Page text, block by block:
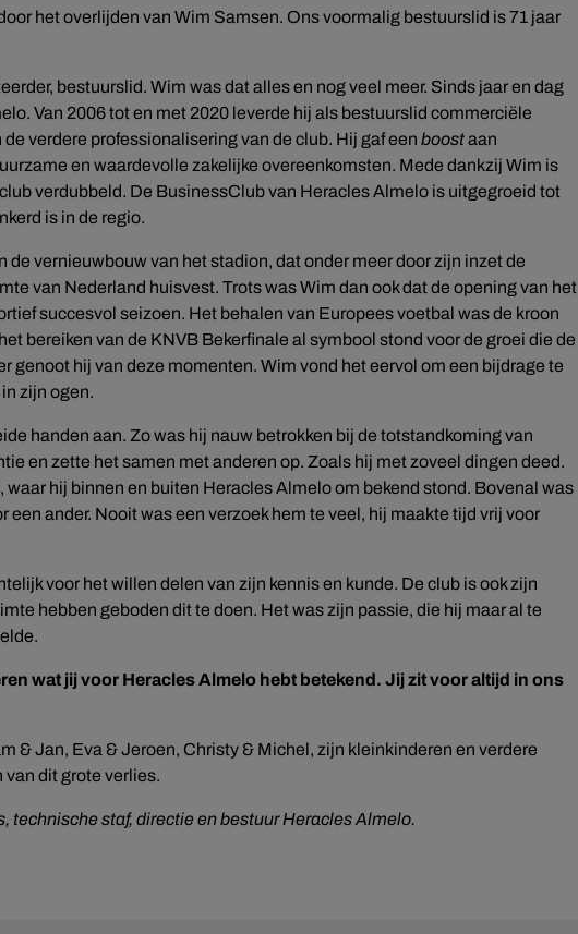
het overlijden van Wim Samsen. Ons voormalig bestuurslid is 71 jaar
bestuurslid. Wim was dat alles en nog veel meer. Sinds jaar en dag
Van 2006 tot en met 2020 leverde hij als bestuurslid commerciële
verdere professionalisering van de club. Hij gaf een boostaan
en waardevolle zakelijke overeenkomsten. Mede dankzij Wim is
verdubbeld. De BusinessClub van Heracles Almelo is uitgegroeid tot
is in de regio.
de vernieuwbouw van het stadion, dat onder meer door zijn inzet de
van Nederland huisvest. Trots was Wim dan ook dat de opening van het
succesvol seizoen. Het behalen van Europees voetbal was de kroon
bereiken van de KNVB Bekerfinale al symbool stond voor de groei die de
genoot hij van deze momenten. Wim vond het eervol om een bijdrage te
zijn ogen.
handen aan. Zo was hij nauw betrokken bij de totstandkoming van
en zette het samen met anderen op. Zoals hij met zoveel dingen deed.
hij binnen en buiten Heracles Almelo om bekend stond. Bovenal was
een ander. Nooit was een verzoek hem te veel, hij maakte tijd vrij voor
voor het willen delen van zijn kennis en kunde. De club is ook zijn
hebben geboden dit te doen. Het was zijn passie, die hij maar al te
wat jij voor Heracles Almelo hebt betekend. Jij zit voor altijd in ons
& Jan, Eva & Jeroen, Christy & Michel, zijn kleinkinderen en verdere
dit grote verlies.
technische staf, directie en bestuur Heracles Almelo.